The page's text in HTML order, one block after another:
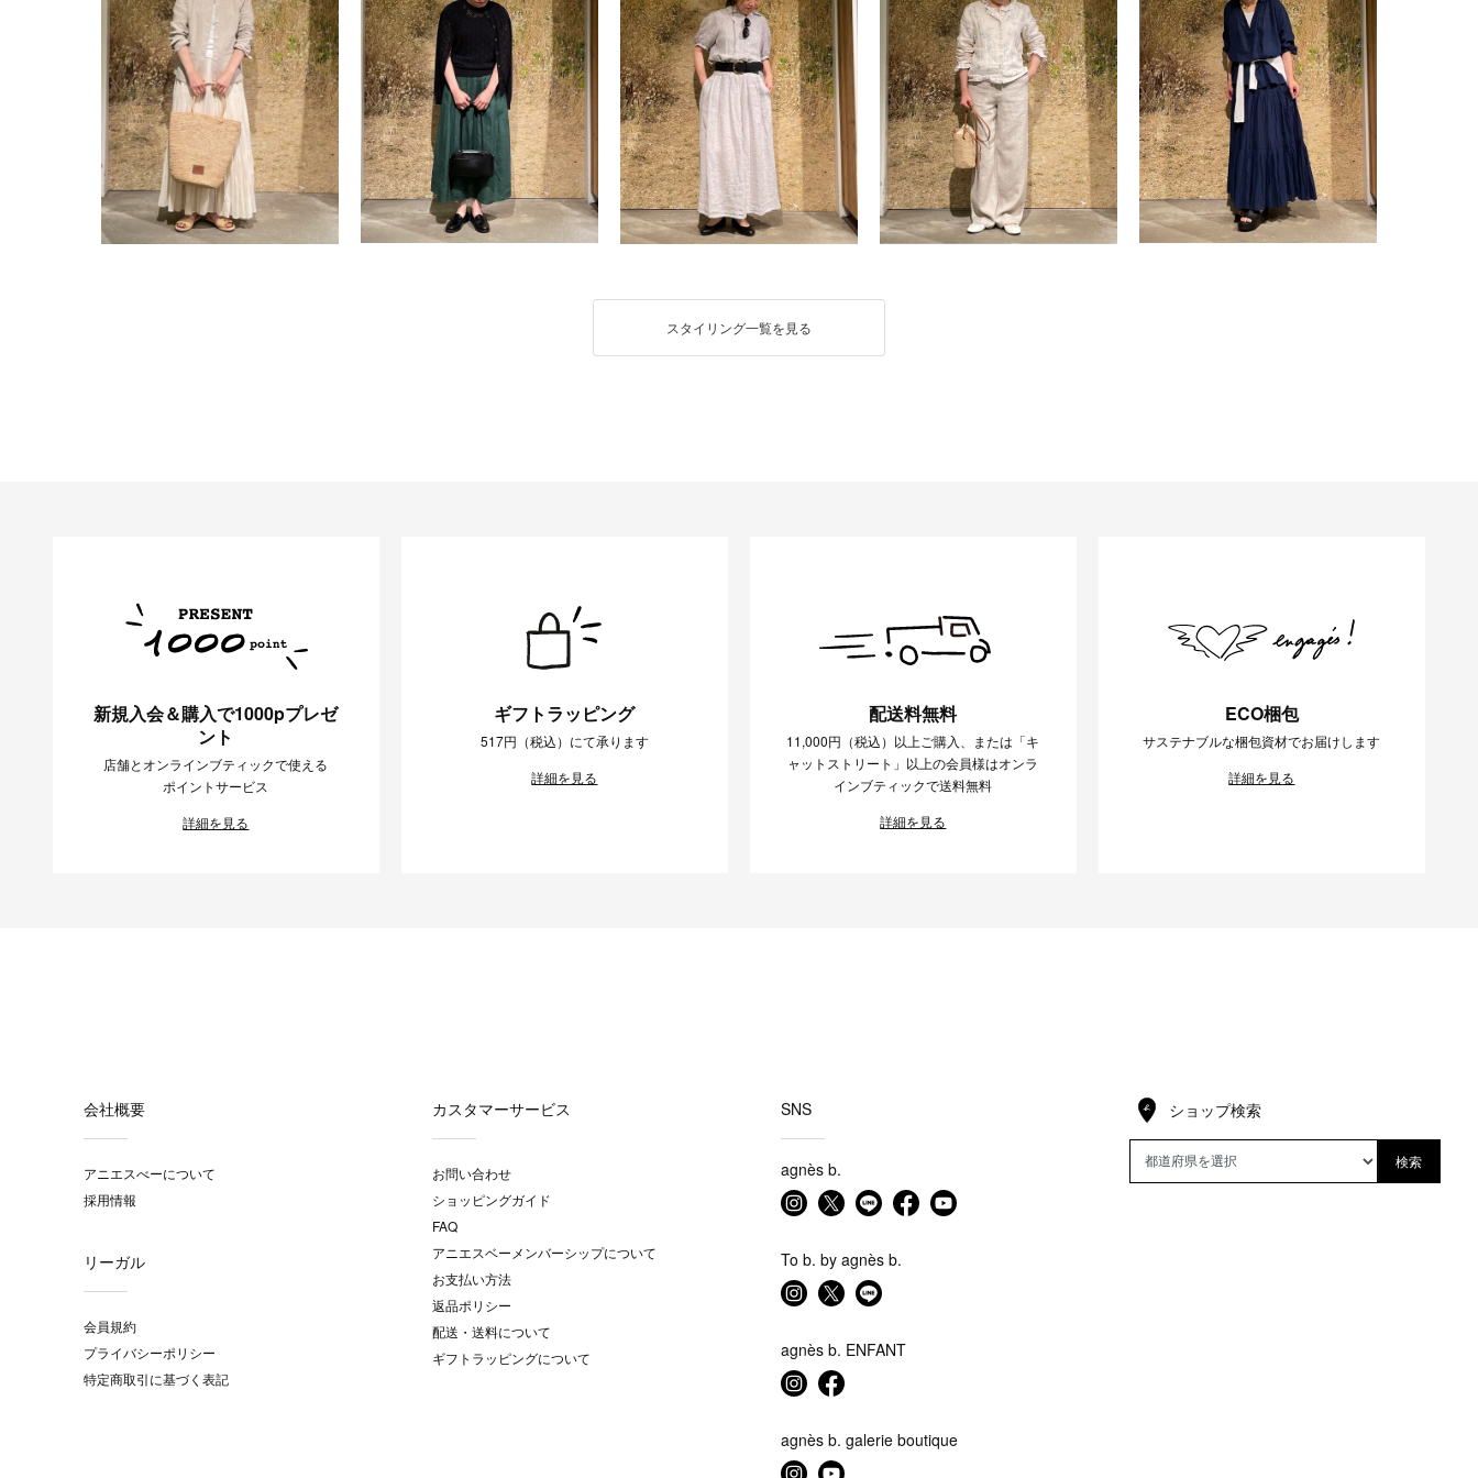
スタイリング一覧を見る
新規入会＆購入で1000pプレゼ
ント
店舗とオンラインブティックで使える
ポイントサービス
詳細を見る
ギフトラッピング
517円（税込）にて承ります
詳細を見る
配送料無料
11,000円（税込）以上ご購入、または「キ
ャットストリート」以上の会員様はオンラ
インブティックで送料無料
詳細を見る
ECO梱包
サステナブルな梱包資材でお届けします
詳細を見る
会社概要
アニエスべーについて
採用情報
リーガル
会員規約
プライバシーポリシー
特定商取引に基づく表記
カスタマーサービス
お問い合わせ
ショッピングガイド
FAQ
アニエスベーメンバーシップについて
お支払い方法
返品ポリシー
配送・送料について
ギフトラッピングについて
SNS
agnès b.
To b. by agnès b.
agnès b. ENFANT
agnès b. galerie boutique
ショップ検索
検索